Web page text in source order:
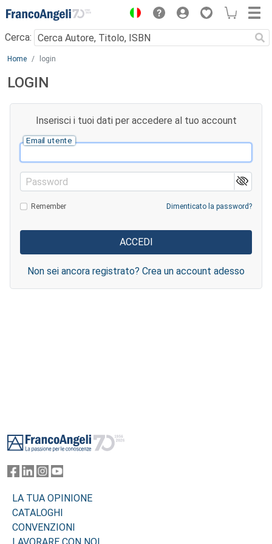
Menu
Cerca:
Main content
Home login
LOGIN
Inserisci i tuoi dati per accedere al tuo account
Email utente
Password
Remember Dimenticato la password?
Non sei ancora registrato? Crea un account adesso
LA TUA OPINIONE
CATALOGHI
CONVENZIONI